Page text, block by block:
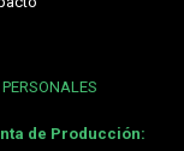
de Producción: